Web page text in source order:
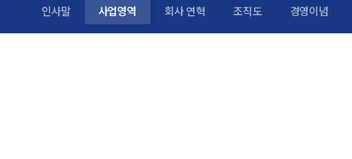
인사말 사업영역 회사 연혁 조직도 경영이념